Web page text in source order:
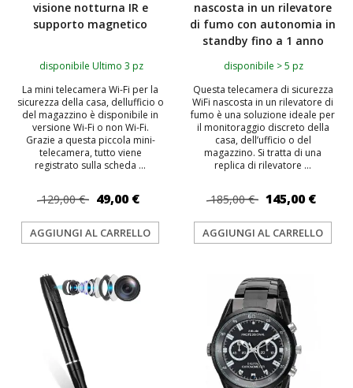
visione notturna IR e
supporto magnetico
disponibile Ultimo 3 pz
La mini telecamera Wi-Fi per la
sicurezza della casa, dellufficio o
del magazzino è disponibile in
versione Wi-Fi o non Wi-Fi.
Grazie a questa piccola mini-
telecamera, tutto viene
registrato sulla scheda ...
129,00 € 49,00 €
AGGIUNGI AL CARRELLO
nascosta in un rilevatore
di fumo con autonomia in
standby fino a 1 anno
disponibile > 5 pz
Questa telecamera di sicurezza
WiFi nascosta in un rilevatore di
fumo è una soluzione ideale per
il monitoraggio discreto della
casa, dell’ufficio o del
magazzino. Si tratta di una
replica di rilevatore ...
185,00 € 145,00 €
AGGIUNGI AL CARRELLO